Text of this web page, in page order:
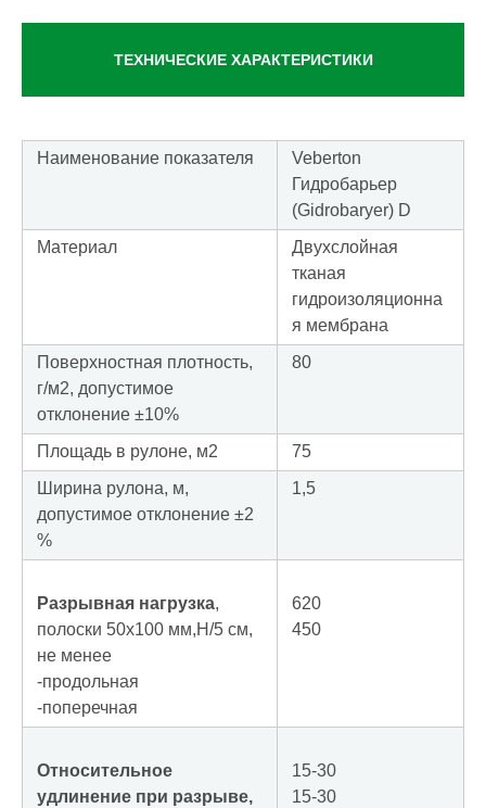
ТЕХНИЧЕСКИЕ ХАРАКТЕРИСТИКИ
Наименование показателя
Veberton
Гидробарьер
(Gidrobaryer) D
Материал
Двухслойная
тканая
гидроизоляционна
я мембрана
Поверхностная плотность,
г/м2, допустимое
отклонение ±10%
80
Площадь в рулоне, м2
75
Ширина рулона, м,
допустимое отклонение ±2
%
1,5
Разрывная нагрузка,
полоски 50х100 мм,Н/5 см,
не менее
-продольная
-поперечная
620
450
Относительное
удлинение при разрыве,
15-30
15-30